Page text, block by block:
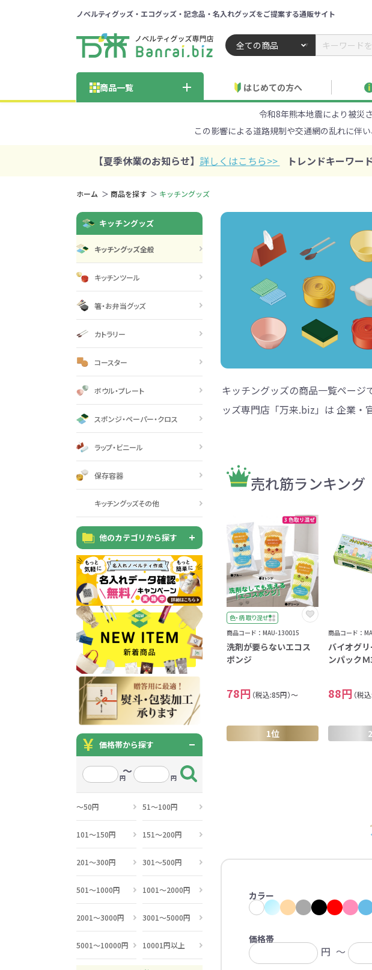
ノベルティグッズ・エコグッズ・記念品・名入れグッズをご提案する通販サイト
ノベルティ 専門店 万来ドットbiz ／ 名入れ・販促
商品一覧
エコバッグ・トートバッグ
グ全般
コットントートバッグ
ポリエステルバッグ
マルシェバッグ ランチバッグ
巾着・リュック全般 コットン巾着・リュック
ポーチ全般
クリア・ビニールポー
デニムポーチ
ケース全般
マグカップ全般
湯のみ
タンブラー・ボトル・グラス
タンブラー・ボトル・グ
ラス全般
ステンレスタンブラー
ペン・筆記用具
単色ボールペン
文
文具・ステーショナリー
全般
付箋
マグネット
スマホ・タブレットグッ
ズ全般
モバイルバッテリー・充
ト
スマホ対応手袋
USBグッズ
記念品
生活用品・生活雑貨全
般
掃除・洗濯用品
ティッシュ全般 ウェットティッシュ
インテリア雑貨全般 フォトフレーム
植物栽培セット
ブランケット・ひざ掛け
キッチングッズ全般 キッチンツール
ボウル・プレート
スポンジ・ペーパー・ク
ロス
防災・防犯グッズ全般 防災グッズ
ライト・ランタン
美容・健康グッズ全般 入浴剤
マスクケース 健康グッズ
除菌・感染対策グッズ
全般
マスク
抗菌グッズ 石鹸・洗剤
タオル・ハンカチ
タオル・ハンカチ全般 タオル
般
ポータブルファン・ハンディ
ファン
雨具全般 傘
ッズ全般
ラジオ・ライト・ランタン
その他
ひんやりグッズ全般
冷却グッズ
あったかグッズ
あったかグッズ全般 ブランケット・ひざ掛け
靴下
お菓子・食品・飲料
お菓子・食品・飲料全般 お菓子
～50円
301～500円
10001円以上
展示会・セミナー
展示会・セミナー全般 展示会向けバッグ
般
再生紙
コルク 竹・バンブーファイバー
バイオマス EVA素材
ＦＳＣ認証
社会貢献機能付き全般
来店・成約プレゼント 営業活動ツール・粗品
メッセージ入りノベルティ
イベント・抽選会全般
お絵かき・ぬりえイベントセ
手作
女性向け抽選会セット
季節のグッズ
季節のグッズ全般 春のノベルティ
子供向け
子供向け全般
防犯・安心グッズ
女性向け全般 ファッション雑貨
シニア向け全般 健康・癒しグッズ
け
訪日外国人・インバウ
ンド向け全般
和風・和雑貨
100円以下の人気エコバッグ 展示会ノベルティ特集 フ
エココレ（おしゃれなエコグ
展示会向けバッグ特集
体育祭・文化祭・運動会におす
すめのノベルティ オリジナルグ
きっと
スマホに役立つノベルティグッ
ズ
官公庁・自治体向け
般
学校・教育グッズ
学校・PTA・オープンキャンパ
ャンパス向け全般
メーカー向け全般
店舗向け全般
はじめての方へ
見積もり作成について見積もりサポート
令和8年熊本地震により被災
この影響による道路規制や交通網の乱れに伴
【夏季休業のお知らせ】 詳しくはこちら>> トレンドキーワー
ホーム 商品を探す キッチングッズ
キッチングッズ
キッチングッズ全般
キッチンツール
箸・お弁当グッズ
カトラリー
コースター
ボウル・プレート
スポンジ・ペーパー・クロス
ラップ・ビニール
保存容器
キッチングッズその他
他のカテゴリから探す
価格帯から探す
円～ 円
～50円 51～100円
101～150円 151～200円
201～300円 301～500円
501～1000円 1001～2000円
2001～3000円 3001～5000円
5001～10000円 10001円以上
キッチングッズの商品一覧ページ
ッズ専門店「万来.biz」は 企業・
売れ筋ランキング
色・柄 取り混ぜ
商品コード：MAU-130015
洗剤が要らないエコス
ポンジ
78円 （税込:85円）～
1位
商品コード：
バイオグ
ンパック
88円 （税
カラー
価格帯
円 ～